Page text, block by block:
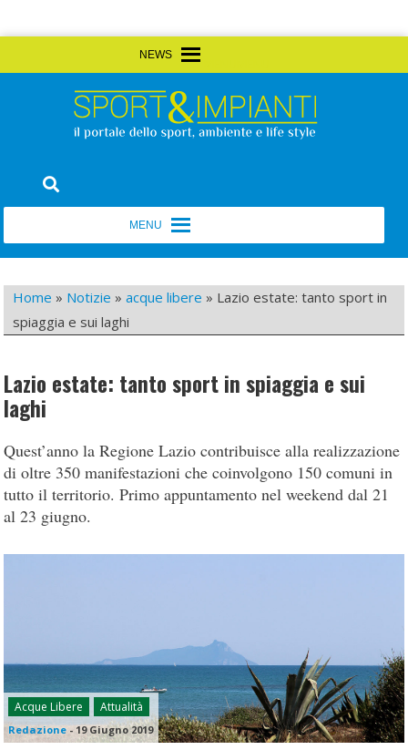
to
Sport&Impianti
Home » Notizie »acque libere » Lazio estate: tanto sport in
spiaggia e sui laghi
Lazio estate: tanto sport in spiaggia e sui
laghi
Quest’anno la Regione Lazio contribuisce alla realizzazione
di oltre 350 manifestazioni che coinvolgono 150 comuni in
tutto il territorio. Primo appuntamento nel weekend dal 21
al 23 giugno.
Acque Libere Attualità
Redazione- 19 Giugno 2019